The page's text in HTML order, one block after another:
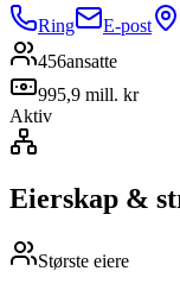
Ring
E-post
456ansatte
995,9 mill. kr
Aktiv
Eierskap &
Største eiere